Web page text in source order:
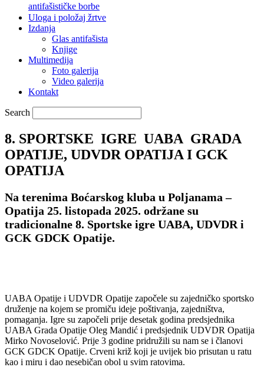
antifašističke borbe
Uloga i položaj žrtve
Izdanja
Glas antifašista
Knjige
Multimedija
Foto galerija
Video galerija
Kontakt
Search
8. SPORTSKE IGRE UABA GRADA
OPATIJE, UDVDR OPATIJA I GCK
OPATIJA
Na terenima Boćarskog kluba u Poljanama –
Opatija 25. listopada 2025. održane su
tradicionalne 8. Sportske igre UABA, UDVDR i
GCK GDCK Opatije.
UABA Opatije i UDVDR Opatije započele su zajedničko sportsko
druženje na kojem se promiču ideje poštivanja, zajedništva,
pomaganja. Igre su započeli prije desetak godina predsjednika
UABA Grada Opatije Oleg Mandić i predsjednik UDVDR Opatija
Mirko Novoselović. Prije 3 godine pridružili su nam se i članovi
GCK GDCK Opatije. Crveni križ koji je uvijek bio prisutan u ratu
kao i miru i dao nesebičan obol u svim ratovima.